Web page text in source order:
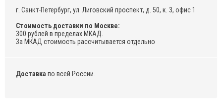
г. Санкт-Петербург, ул. Лиговский проспект, д. 50, к. 3, офис 1
Стоимость доставки по Москве:
300 рублей в пределах МКАД.
За МКАД стоимость рассчитывается отдельно
Доставка по всей России.